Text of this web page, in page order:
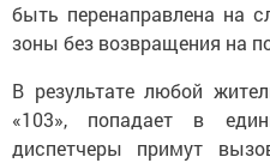
быть перенаправлена на
зоны без возвращения на
В результате любой
«103», попадает в
диспетчеры примут